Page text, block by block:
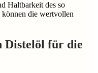
Haltbarkeit des so
können die wertvollen
Distelöl für die